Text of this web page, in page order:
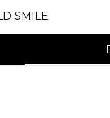
SMILE